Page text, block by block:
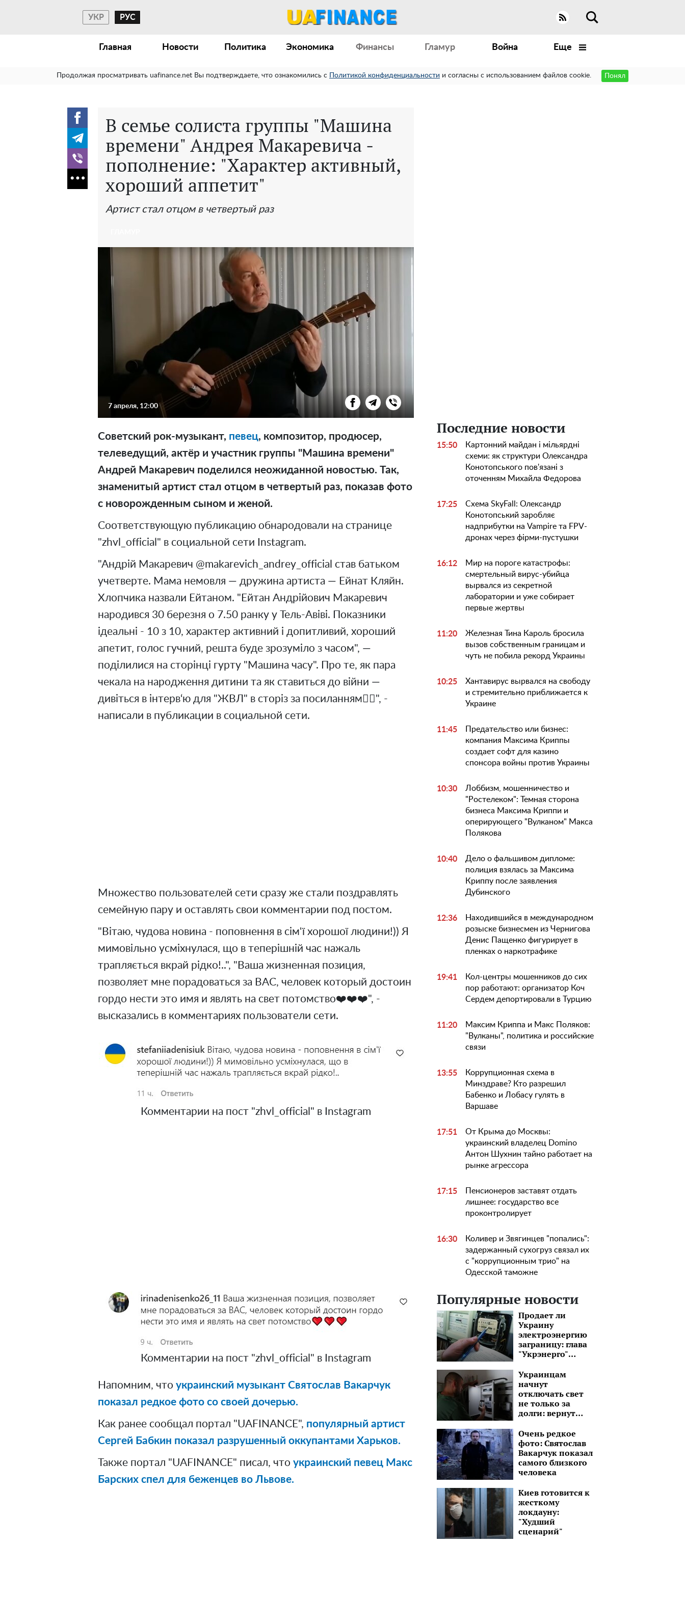
УКР РУС
Главная Новости Политика Экономика Финансы Гламур Война Еще
Продолжая просматривать uafinance.net Вы подтверждаете, что ознакомились с Политикой конфиденциальности и согласны с использованием файлов cookie. Понял
В семье солиста группы "Машина
времени" Андрея Макаревича -
пополнение: "Характер активный,
хороший аппетит"
Артист стал отцом в четвертый раз
7 апреля, 12:00
Советский рок-музыкант, певец, композитор, продюсер,
телеведущий, актёр и участник группы "Машина времени"
Андрей Макаревич поделился неожиданной новостью. Так,
знаменитый артист стал отцом в четвертый раз, показав фото
с новорожденным сыном и женой.
Соответствующую публикацию обнародовали на странице
"zhvl_official" в социальной сети Instagram.
"Андрій Макаревич @makarevich_andrey_official став батьком
учетверте. Мама немовля — дружина артиста — Ейнат Кляйн.
Хлопчика назвали Ейтаном. "Ейтан Андрійович Макаревич
народився 30 березня о 7.50 ранку у Тель-Авіві. Показники
ідеальні - 10 з 10, характер активний і допитливий, хороший
апетит, голос гучний, решта буде зрозуміло з часом", —
поділилися на сторінці гурту "Машина часу". Про те, як пара
чекала на народження дитини та як ставиться до війни —
дивіться в інтерв‘ю для "ЖВЛ" в сторіз за посиланням☝🏻", -
написали в публикации в социальной сети.
Множество пользователей сети сразу же стали поздравлять
семейную пару и оставлять свои комментарии под постом.
"Вітаю, чудова новина - поповнення в сім'ї хорошої людини!)) Я
мимовільно усміхнулася, що в теперішній час нажаль
трапляється вкрай рідко!..", "Ваша жизненная позиция,
позволяет мне порадоваться за ВАС, человек который достоин
гордо нести это имя и являть на свет потомство❤️❤️❤️", -
высказались в комментариях пользователи сети.
Комментарии на пост "zhvl_official" в Instagram
Комментарии на пост "zhvl_official" в Instagram
Напомним, что украинский музыкант Святослав Вакарчук
показал редкое фото со своей дочерью.
Как ранее сообщал портал "UAFINANCE", популярный артист
Сергей Бабкин показал разрушенный оккупантами Харьков.
Также портал "UAFINANCE" писал, что украинский певец Макс
Барских спел для беженцев во Львове.
Последние новости
15:50
Картонний майдан і мільярдні
схеми: як структури Олександра
Конотопського пов'язані з
оточенням Михайла Федорова
17:25
Схема SkyFall: Олександр
Конотопський заробляє
надприбутки на Vampire та FPV-
дронах через фірми-пустушки
16:12
Мир на пороге катастрофы:
смертельный вирус-убийца
вырвался из секретной
лаборатории и уже собирает
первые жертвы
11:20
Железная Тина Кароль бросила
вызов собственным границам и
чуть не побила рекорд Украины
10:25
Хантавирус вырвался на свободу
и стремительно приближается к
Украине
11:45
Предательство или бизнес:
компания Максима Криппы
создает софт для казино
спонсора войны против Украины
10:30
Лоббизм, мошенничество и
"Ростелеком": Темная сторона
бизнеса Максима Криппи и
оперирующего "Вулканом" Макса
Полякова
10:40
Дело о фальшивом дипломе:
полиция взялась за Максима
Криппу после заявления
Дубинского
12:36
Находившийся в международном
розыске бизнесмен из Чернигова
Денис Пащенко фигурирует в
пленках о наркотрафике
19:41
Кол-центры мошенников до сих
пор работают: организатор Коч
Сердем депортировали в Турцию
11:20
Максим Криппа и Макс Поляков:
"Вулканы", политика и российские
связи
13:55
Коррупционная схема в
Минздраве? Кто разрешил
Бабенко и Лобасу гулять в
Варшаве
17:51
От Крыма до Москвы:
украинский владелец Domino
Антон Шухнин тайно работает на
рынке агрессора
17:15
Пенсионеров заставят отдать
лишнее: государство все
проконтролирует
16:30
Коливер и Звягинцев "попались":
задержанный сухогруз связал их
с "коррупционным трио" на
Одесской таможне
Популярные новости
Продает ли
Украину
электроэнергию
заграницу: глава
"Укрэнерго"
рассказал правду
Украинцам
начнут
отключать свет
не только за
долги: вернут
Очень редкое
фото: Святослав
Вакарчук показал
самого близкого
человека
Киев готовится к
жесткому
локдауну:
"Худший
сценарий"